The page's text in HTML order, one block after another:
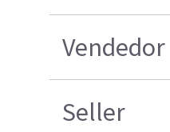
Vendedor
Seller